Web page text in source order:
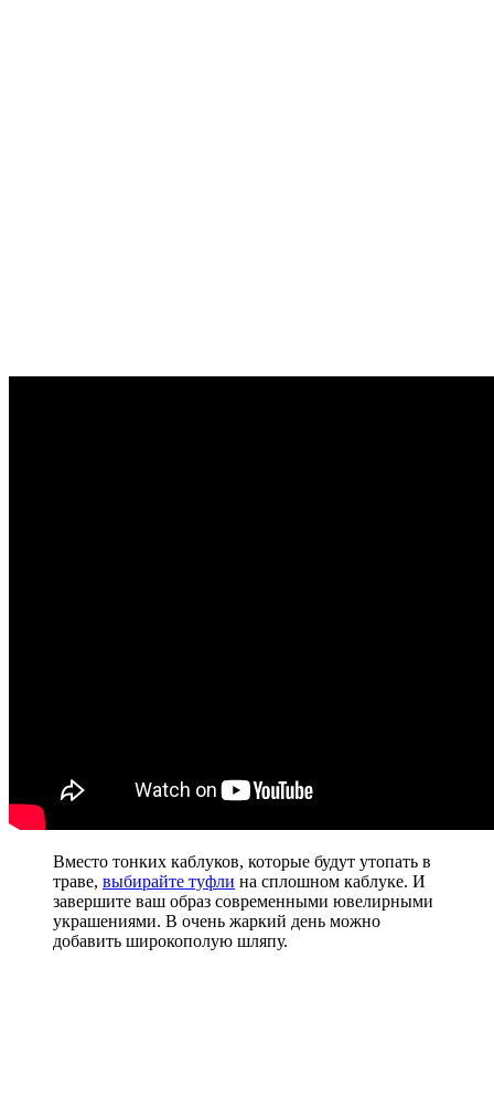
Вместо тонких каблуков, которые будут утопать в
траве, выбирайте туфли на сплошном каблуке. И
завершите ваш образ современными ювелирными
украшениями. В очень жаркий день можно
добавить широкополую шляпу.